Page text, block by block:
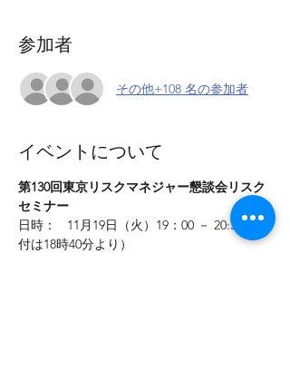
参加者
その他+108 名の参加者
イベントについて
第130回東京リスクマネジャー懇談会リスク
セミナー
日時：   11月19日（火）19：00 － 20:30 （受
付は18時40分より）